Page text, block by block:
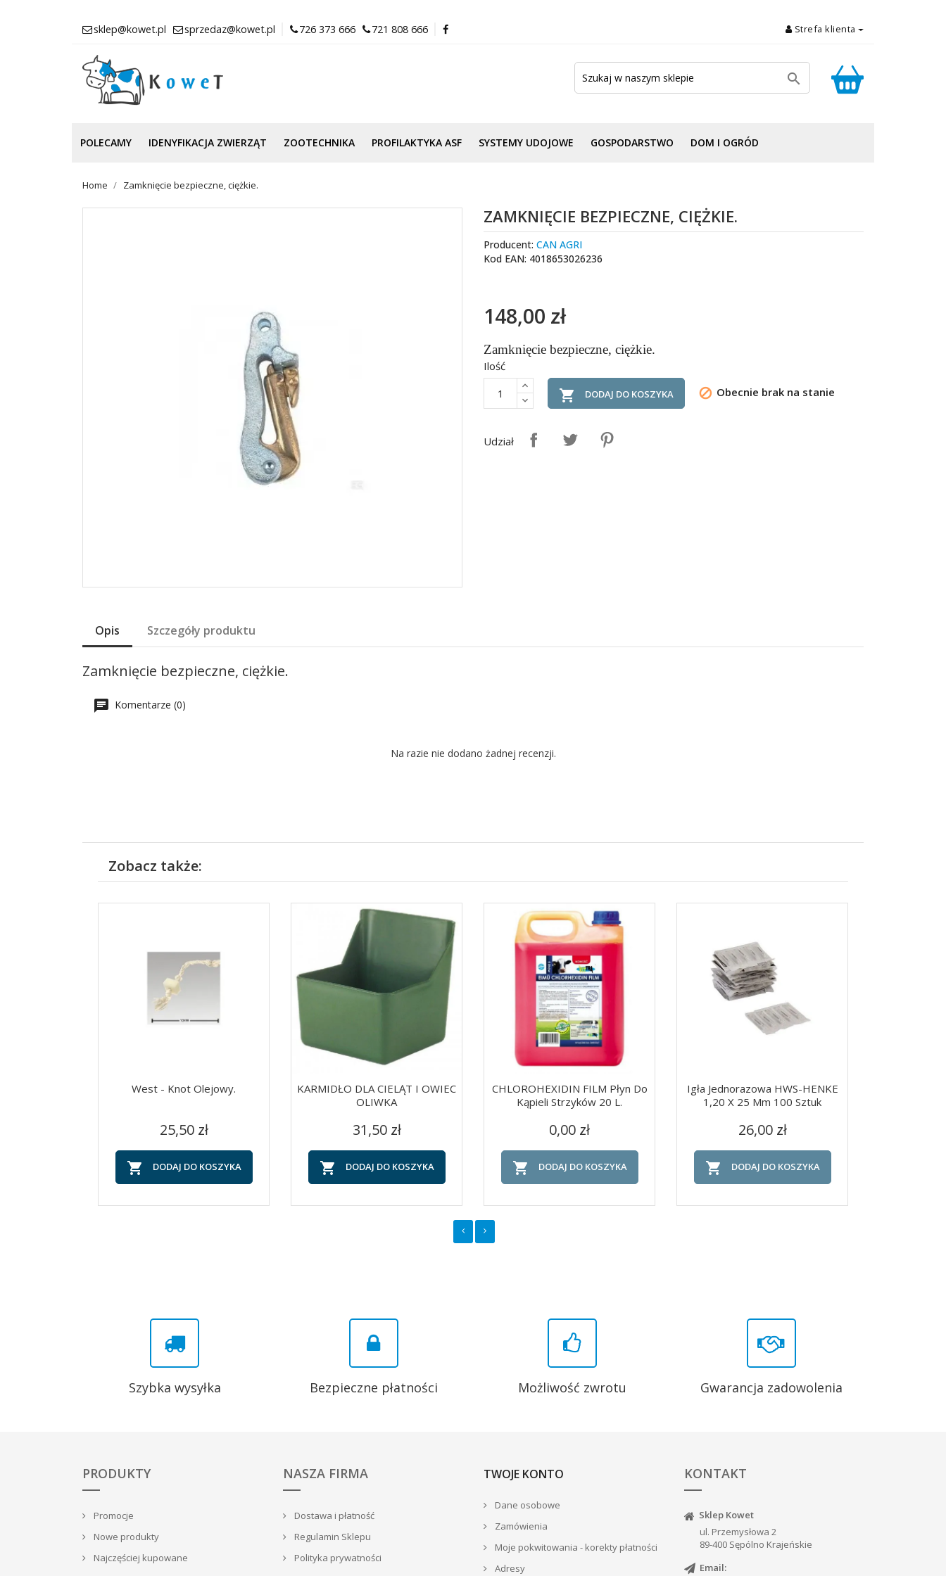
sklep@kowet.pl sprzedaz@kowet.pl 726 373 666 721 808 666 Strefa klienta

POLECAMY IDENYFIKACJA ZWIERZĄT ZOOTECHNIKA PROFILAKTYKA ASF SYSTEMY UDOJOWE GOSPODARSTWO DOM I OGRÓD
Home Zamknięcie bezpieczne, ciężkie.
ZAMKNIĘCIE BEZPIECZNE, CIĘŻKIE.
Producent: CAN AGRI
Kod EAN: 4018653026236
148,00 zł
Zamknięcie bezpieczne, ciężkie.
Ilość
 DODAJ DO KOSZYKA  Obecnie brak na stanie
Udział
Opis Szczegóły produktu
Zamknięcie bezpieczne, ciężkie.
Komentarze (0)
Na razie nie dodano żadnej recenzji.
Zobacz także:
Szybki podgląd
West - Knot Olejowy.
Cena
25,50 zł
 DODAJ DO KOSZYKA
Szybki podgląd
KARMIDŁO DLA CIELĄT I OWIEC
OLIWKA
Cena
31,50 zł
 DODAJ DO KOSZYKA
Szybki podgląd
CHLOROHEXIDIN FILM Płyn Do
Kąpieli Strzyków 20 L.
Cena
0,00 zł
 DODAJ DO KOSZYKA
Szybki podgląd
Igła Jednorazowa HWS-HENKE
1,20 X 25 Mm 100 Sztuk
Cena
26,00 zł
 DODAJ DO KOSZYKA
Szybka wysyłka Bezpieczne płatności Możliwość zwrotu Gwarancja zadowolenia
PRODUKTY
Promocje
Nowe produkty
Najczęściej kupowane
NASZA FIRMA
Dostawa i płatność
Regulamin Sklepu
Polityka prywatności
TWOJE KONTO
Dane osobowe
Zamówienia
Moje pokwitowania - korekty płatności
Adresy
KONTAKT
Sklep Kowet
ul. Przemysłowa 2
89-400 Sępólno Krajeńskie
Email: